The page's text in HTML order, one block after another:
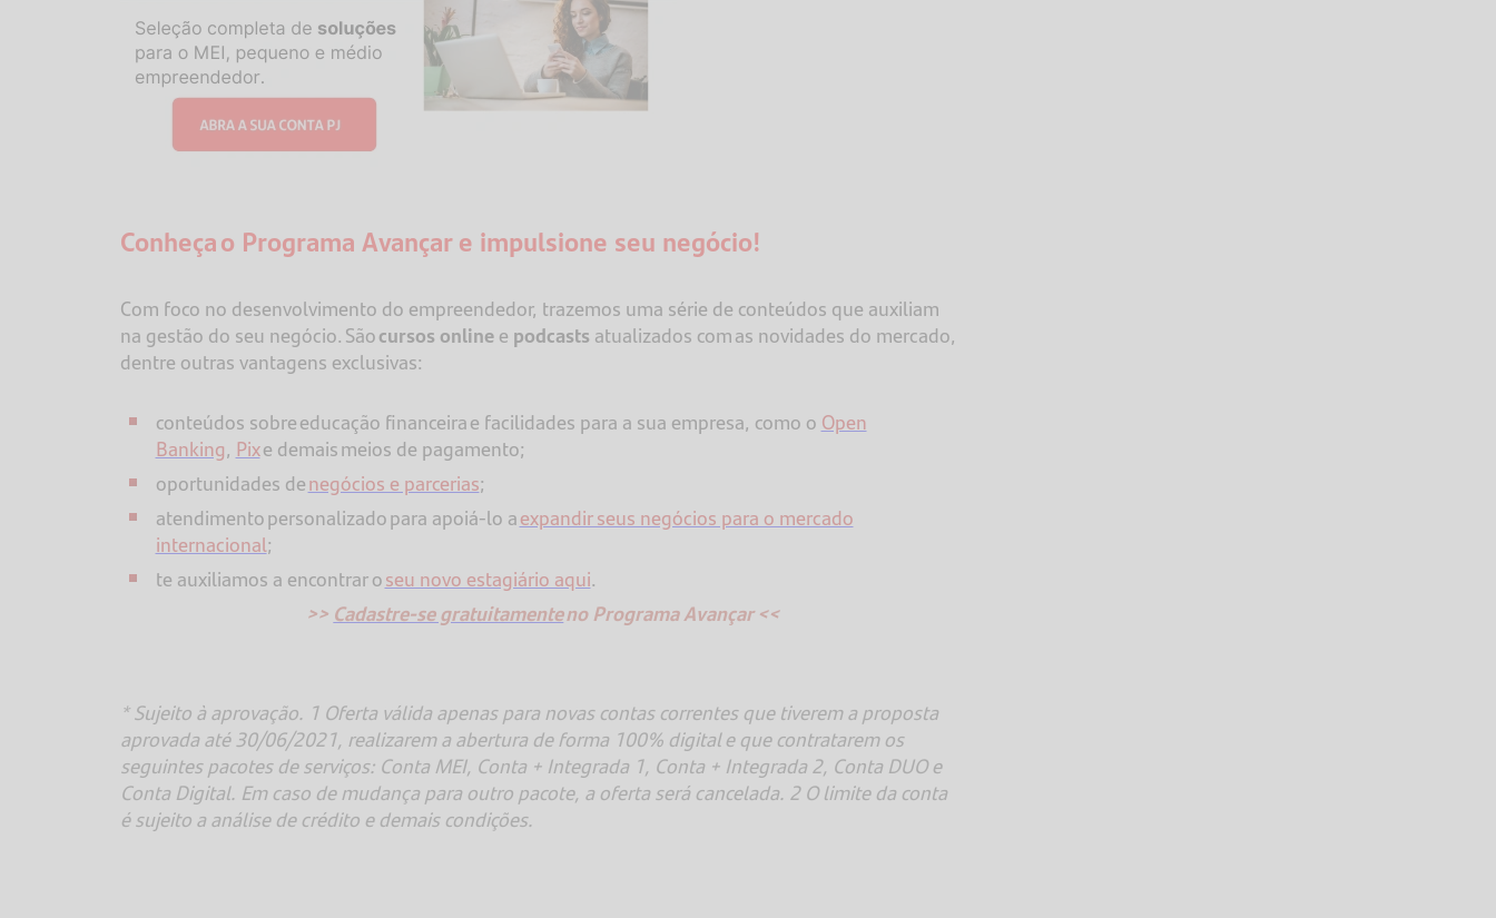
Conheçao Programa Avançar e impulsione seu negócio!
Com foco no desenvolvimento do empreendedor, trazemos uma série de conteúdos que auxiliam
na gestão do seu negócio. Sãocursos onlinee podcasts atualizados com as novidades do mercado,
dentre outras vantagens exclusivas:
conteúdos sobre educação financeira e facilidades para a sua empresa, como o Open
Banking, Pixe demais meios de pagamento;
oportunidades denegócios e parcerias;
atendimento personalizado para apoiá-lo aexpandir seus negócios para o mercado
internacional;
te auxiliamos a encontrar oseu novo estagiário aqui.
>> Cadastre-se gratuitamenteno Programa Avançar <<
* Sujeito à aprovação. 1 Oferta válida apenas para novas contas correntes que tiverem a proposta
aprovada até 30/06/2021, realizarem a abertura de forma 100% digital e que contratarem os
seguintes pacotes de serviços: Conta MEI, Conta + Integrada 1, Conta + Integrada 2, Conta DUO e
Conta Digital. Em caso de mudança para outro pacote, a oferta será cancelada. 2 O limite da conta
é sujeito a análise de crédito e demais condições.